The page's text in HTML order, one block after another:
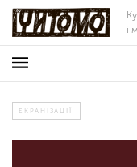
і
ЕКРАНІЗАЦІЇ